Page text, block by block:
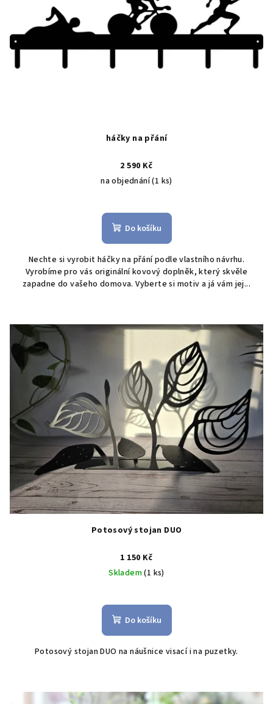
r
o
háčky na přání
2 590 Kč
na objednání(1 ks)
hodnocení
produktu
z
5
hvězdiček.
Do košíku
Nechte si vyrobit háčky na přání podle vlastního návrhu.
Vyrobíme pro vás originální kovový doplněk, který skvěle
zapadne do vašeho domova. Vyberte si motiv a já vám jej...
Potosový stojan DUO
1 150 Kč
Skladem(1 ks)
Do košíku
Potosový stojan DUO na náušnice visací i na puzetky.